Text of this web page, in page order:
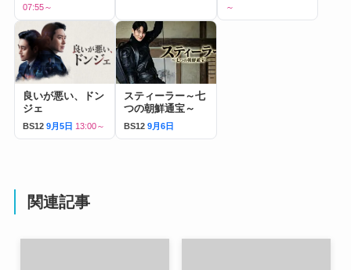
07:55～
～
良いが悪い、ドン
ジェ
BS12 9月5日 13:00～
スティーラー～七
つの朝鮮通宝～
BS12 9月6日
関連記事